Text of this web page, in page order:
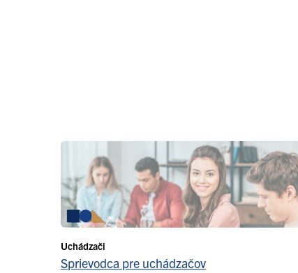
Uchádzači
Sprievodca pre uchádzačov